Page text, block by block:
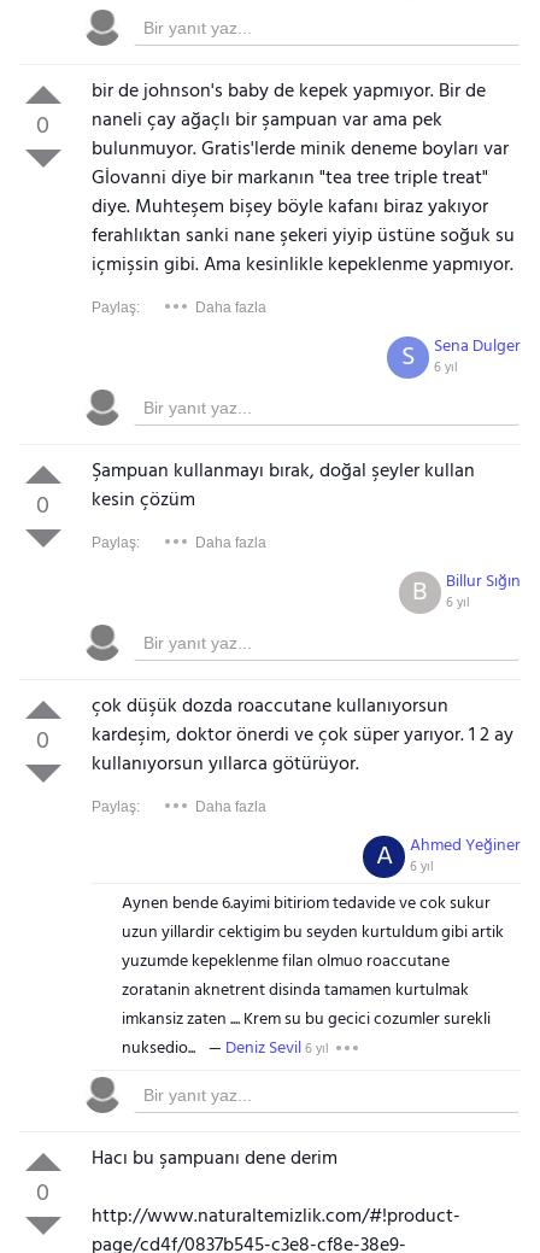
0
bir de johnson's baby de kepek yapmıyor. Bir de
naneli çay ağaçlı bir şampuan var ama pek
bulunmuyor. Gratis'lerde minik deneme boyları var
Gİovanni diye bir markanın "tea tree triple treat"
diye. Muhteşem bişey böyle kafanı biraz yakıyor
ferahlıktan sanki nane şekeri yiyip üstüne soğuk su
içmişsin gibi. Ama kesinlikle kepeklenme yapmıyor.
Paylaş: Daha fazla
Sena Dulger
6 yıl
S
0
Şampuan kullanmayı bırak, doğal şeyler kullan
kesin çözüm
Paylaş: Daha fazla
Billur Sığın
6 yıl
B
0
çok düşük dozda roaccutane kullanıyorsun
kardeşim, doktor önerdi ve çok süper yarıyor. 1 2 ay
kullanıyorsun yıllarca götürüyor.
Paylaş: Daha fazla
Ahmed Yeğiner
6 yıl
A
Aynen bende 6.ayimi bitiriom tedavide ve cok sukur
uzun yillardir cektigim bu seyden kurtuldum gibi artik
yuzumde kepeklenme filan olmuo roaccutane
zoratanin aknetrent disinda tamamen kurtulmak
imkansiz zaten .... Krem su bu gecici cozumler surekli
nuksedio...
Deniz Sevil6 yıl
0
Hacı bu şampuanı dene derim
http://www.naturaltemizlik.com/#!product-
page/cd4f/0837b545-c3e8-cf8e-38e9-